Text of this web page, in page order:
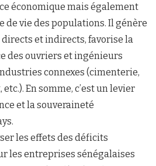
économique mais également
de vie des populations. Il génère
et indirects, favorise la
des ouvriers et ingénieurs
connexes (cimenterie,
En somme, c’est un levier
et la souveraineté
les effets des déficits
les entreprises sénégalaises